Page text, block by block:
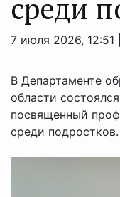
среди
7 июля 2026, 12:51 |
В Департаменте
области
посвященный
среди подростков.